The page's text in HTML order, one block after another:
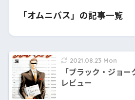
「オムニバス」の記事一覧
2021.08.23 Mon
「ブラック・ジョ
レビュー